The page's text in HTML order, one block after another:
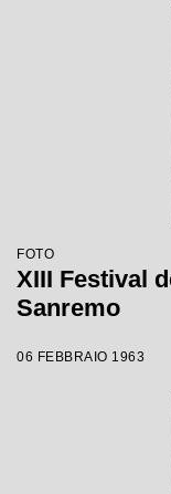
FOTO
XIII Festival
Sanremo
06 FEBBRAIO 1963